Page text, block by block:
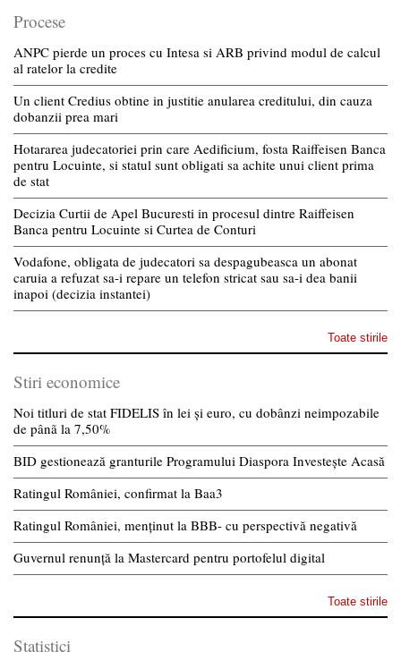
Procese
ANPC pierde un proces cu Intesa si ARB privind modul de calcul
al ratelor la credite
Un client Credius obtine in justitie anularea creditului, din cauza
dobanzii prea mari
Hotararea judecatoriei prin care Aedificium, fosta Raiffeisen Banca
pentru Locuinte, si statul sunt obligati sa achite unui client prima
de stat
Decizia Curtii de Apel Bucuresti in procesul dintre Raiffeisen
Banca pentru Locuinte si Curtea de Conturi
Vodafone, obligata de judecatori sa despagubeasca un abonat
caruia a refuzat sa-i repare un telefon stricat sau sa-i dea banii
inapoi (decizia instantei)
Toate stirile
Stiri economice
Noi titluri de stat FIDELIS în lei și euro, cu dobânzi neimpozabile
de pânã la 7,50%
BID gestionează granturile Programului Diaspora Investește Acasă
Ratingul României, confirmat la Baa3
Ratingul României, menținut la BBB- cu perspectivă negativă
Guvernul renunță la Mastercard pentru portofelul digital
Toate stirile
Statistici